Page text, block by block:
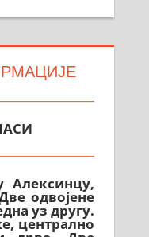
Алексинцу,
уз другу.
централно
дрва. Две